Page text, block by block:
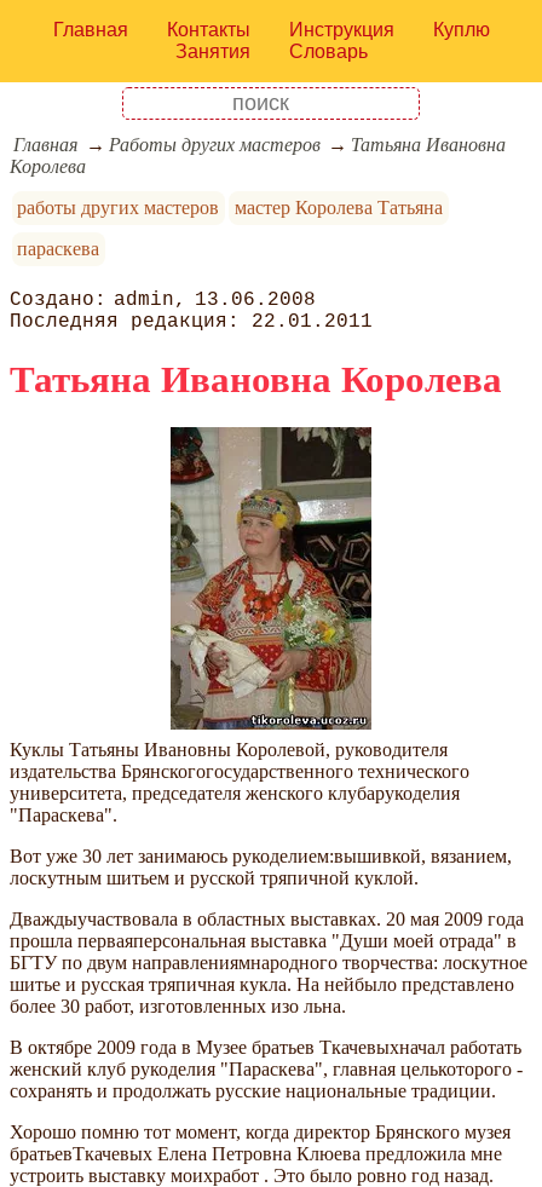
Главная Контакты Инструкция
Куплю
Занятия
Словарь
Главная Работы других мастеров
Татьяна Ивановна
Королева
работы других мастеров
мастер Королева Татьяна
параскева
admin
13.06.2008
22.01.2011
Татьяна Ивановна Королева
Куклы Татьяны Ивановны Королевой, руководителя
издательства Брянскогогосударственного технического
университета, председателя женского клубарукоделия
"Параскева".
Вот уже 30 лет занимаюсь рукоделием:вышивкой, вязанием,
лоскутным шитьем и русской тряпичной куклой.
Дваждыучаствовала в областных выставках. 20 мая 2009 года
прошла перваяперсональная выставка "Души моей отрада" в
БГТУ по двум направлениямнародного творчества: лоскутное
шитье и русская тряпичная кукла. На нейбыло представлено
более 30 работ, изготовленных изо льна.
В октябре 2009 года в Музее братьев Ткачевыхначал работать
женский клуб рукоделия "Параскева", главная целькоторого -
сохранять и продолжать русские национальные традиции.
Хорошо помню тот момент, когда директор Брянского музея
братьевТкачевых Елена Петровна Клюева предложила мне
устроить выставку моихработ . Это было ровно год назад.